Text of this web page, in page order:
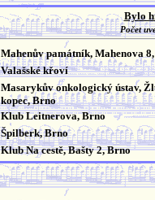
Bylo
Počet
Mahenův památník, Mahenova
Valašské křoví
Masarykův onkologický ústav,
kopec, Brno
Klub Leitnerova, Brno
Špilberk, Brno
Klub Na cestě, Bašty 2, Brno